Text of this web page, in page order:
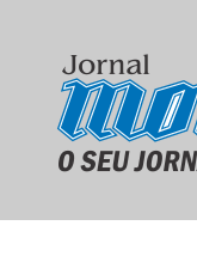
conteúdo